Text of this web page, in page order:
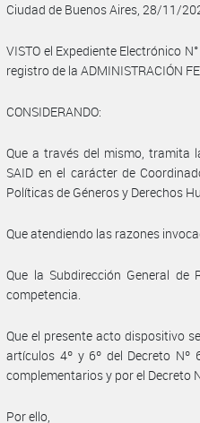
Ciudad de Buenos Aires, 28/11/
VISTO el Expediente Electrónico
registro de la ADMINISTRACIÓN
CONSIDERANDO:
Que a través del mismo, tramita
SAID en el carácter de
Políticas de Géneros y Derechos
Que atendiendo las razones
Que la Subdirección General
competencia.
Que el presente acto dispositivo
artículos 4º y 6º del Decreto
complementarios y por el Decreto
Por ello,